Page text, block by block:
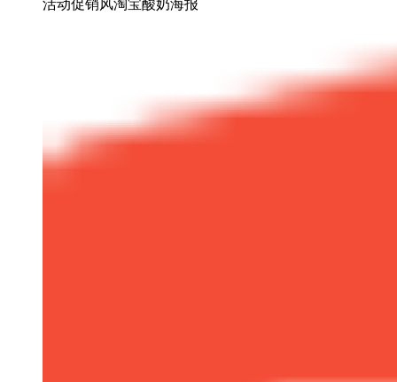
活动促销风淘宝酸奶海报